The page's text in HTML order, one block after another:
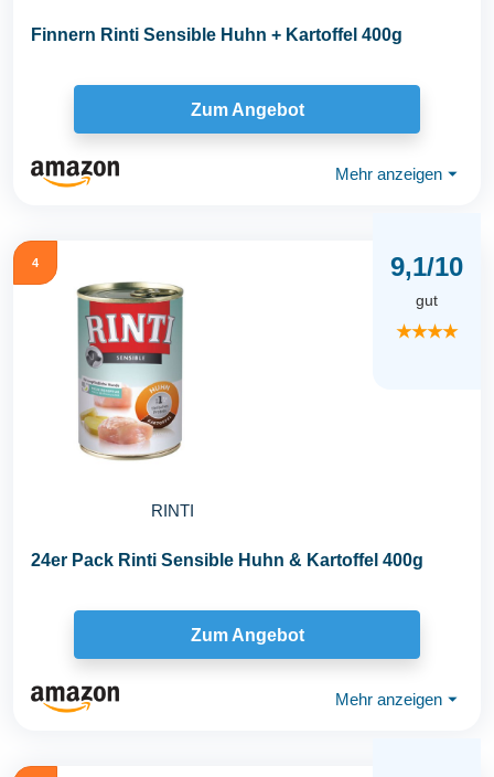
Finnern Rinti Sensible Huhn + Kartoffel 400g
Zum Angebot
Mehr anzeigen ⏷
4
RINTI
9,1/10
gut
★★★★
24er Pack Rinti Sensible Huhn & Kartoffel 400g
Zum Angebot
Mehr anzeigen ⏷